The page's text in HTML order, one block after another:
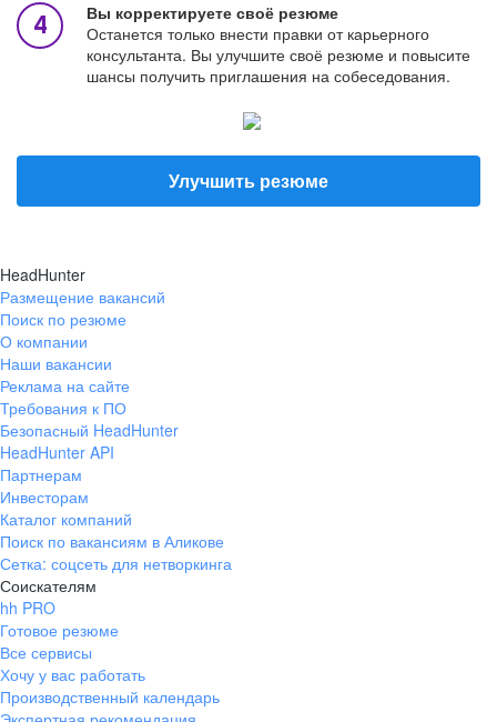
Вы корректируете своё резюме
Останется только внести правки от карьерного
консультанта. Вы улучшите своё резюме и повысите
шансы получить приглашения на собеседования.
Улучшить резюме
HeadHunter
Размещение вакансий
Поиск по резюме
О компании
Наши вакансии
Реклама на сайте
Требования к ПО
Безопасный HeadHunter
HeadHunter API
Партнерам
Инвесторам
Каталог компаний
Поиск по вакансиям в Аликове
Сетка: соцсеть для нетворкинга
Соискателям
hh PRO
Готовое резюме
Все сервисы
Хочу у вас работать
Производственный календарь